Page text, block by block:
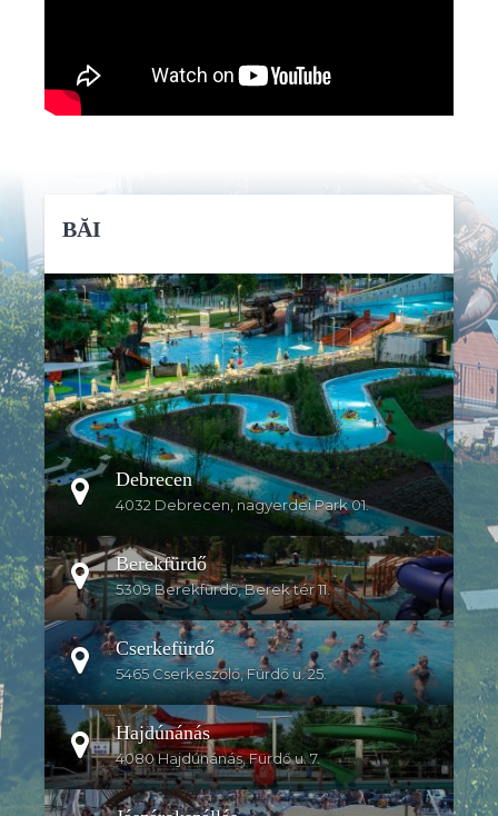
BĂI
DETALII
Debrecen
4032 Debrecen, nagyerdei Park 01.
Berekfürdő
5309 Berekfürdő, Berek tér 11.
Cserkefürdő
5465 Cserkeszőlő, Fürdő u. 25.
Hajdúnánás
4080 Hajdúnánás, Fürdő u. 7.